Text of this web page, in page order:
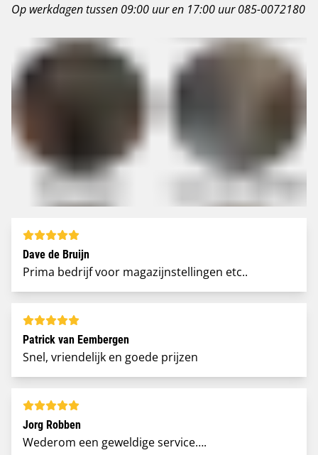
Op werkdagen tussen 09:00 uur en 17:00 uur085-0072180
Dave de Bruijn
Prima bedrijf voor magazijnstellingen etc..
Patrick van Eembergen
Snel, vriendelijk en goede prijzen
Jorg Robben
Wederom een geweldige service….